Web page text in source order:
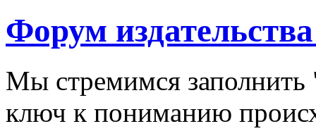
Форум
Мы стремимся заполнить
ключ к пониманию